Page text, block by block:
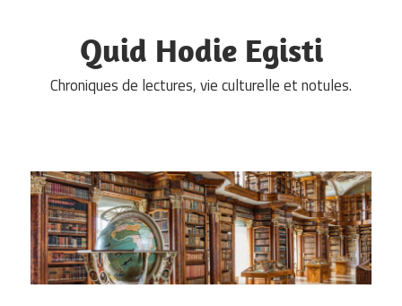
Quid Hodie Egisti
Chroniques de lectures, vie culturelle et notules.